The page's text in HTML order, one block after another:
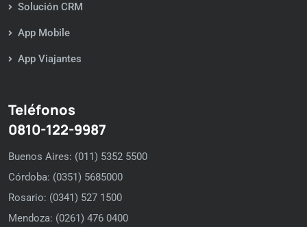
Solución CRM
App Mobile
App Viajantes
Teléfonos
0810-122-9987
Buenos Aires: (011) 5352 5500
Córdoba: (0351) 5685000
Rosario: (0341) 527 1500
Mendoza: (0261) 476 0400